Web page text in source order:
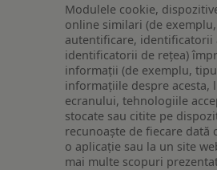
Modulele cookie,
online similari (de
autentificare, identificatorii
identificatorii de rețea)
informații (de exemplu,
informațiile despre acesta,
ecranului, tehnologiile
stocate sau citite pe
recunoaște de fiecare dată
o aplicație sau la un site
mai multe scopuri